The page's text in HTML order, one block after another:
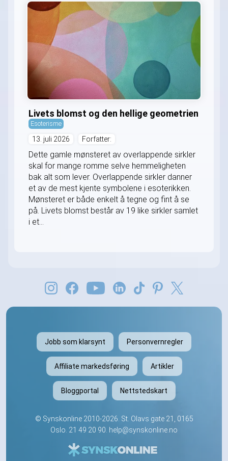
Livets blomst og den hellige geometrien
Esoterisme
13. juli 2026 Forfatter:
Dette gamle mønsteret av overlappende sirkler
skal for mange romme selve hemmeligheten
bak alt som lever. Overlappende sirkler danner
et av de mest kjente symbolene i esoterikken.
Mønsteret er både enkelt å tegne og fint å se
på. Livets blomst består av 19 like sirkler samlet
i et...
Jobb som klarsynt Personvernregler
Affiliate markedsføring Artikler
Bloggportal Nettstedskart
© Synskonline2010-2026. St. Olavs gate 21, 0165
Oslo. 21 49 20 90 help@synskonline.no